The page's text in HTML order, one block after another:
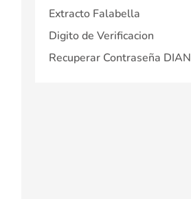
Extracto Falabella
Digito de Verificacion
Recuperar Contraseña DIAN